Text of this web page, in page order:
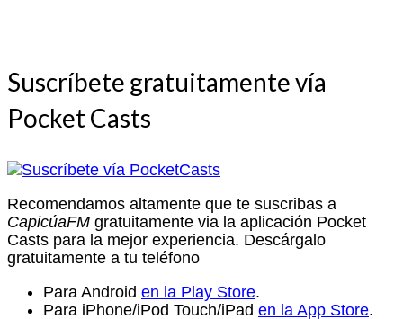
Suscríbete gratuitamente vía
Pocket Casts
Recomendamos altamente que te suscribas a
CapicúaFM gratuitamente via la aplicación Pocket
Casts para la mejor experiencia. Descárgalo
gratuitamente a tu teléfono
Para Android en la Play Store.
Para iPhone/iPod Touch/iPad en la App Store.